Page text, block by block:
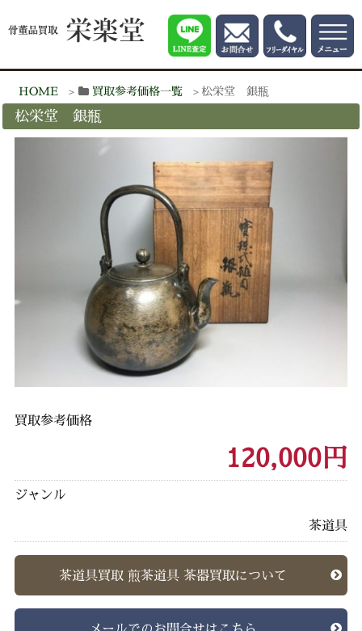
HOME 買取参考価格一覧 松栄堂 銀瓶
松栄堂 銀瓶
買取参考価格
120,000円
ジャンル
茶道具
茶道具買取 煎茶道具 茶器買取について